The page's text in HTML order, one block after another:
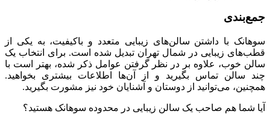
جمع‌بندی
سوهانک با داشتن سالن‌های زیبایی متعدد و باکیفیت، به یکی از
قطب‌های زیبایی در شمال تهران تبدیل شده است. برای انتخاب یک
سالن خوب، علاوه بر در نظر گرفتن عوامل ذکر شده، بهتر است با
چند سالن تماس بگیرید و از آن‌ها اطلاعات بیشتری بخواهید.
همچنین، می‌توانید از دوستان و آشنایان خود نیز مشورت بگیرید.
آیا شما هم صاحب یک سالن زیبایی در محدوده سوهانک هستید؟